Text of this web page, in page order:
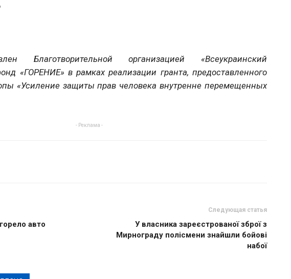
Благотворительной организацией «Всеукраинский
«ГОРЕНИЕ» в рамках реализации гранта, предоставленного
«Усиление защиты прав человека внутренне перемещенных
- Реклама -
авто
Следующая статья
У власника зареєстрованої зброї з
Мирнограду полісмени знайшли бойові
набої